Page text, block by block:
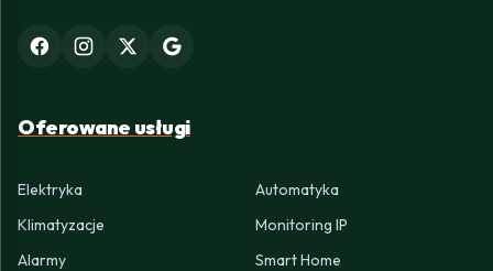
Oferowane usługi
Elektryka
Automatyka
Klimatyzacje
Monitoring IP
Alarmy
Smart Home